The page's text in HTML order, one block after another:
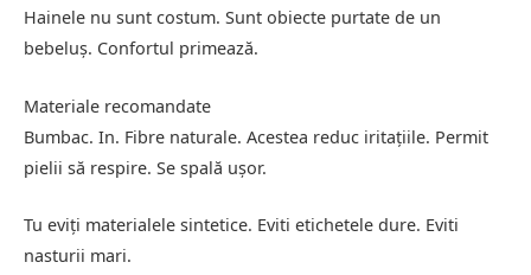
Hainele nu sunt costum. Sunt obiecte purtate de un
bebeluș. Confortul primează.
Materiale recomandate
Bumbac. In. Fibre naturale. Acestea reduc iritațiile. Permit
pielii să respire. Se spală ușor.
Tu eviți materialele sintetice. Eviti etichetele dure. Eviti
nasturii mari.